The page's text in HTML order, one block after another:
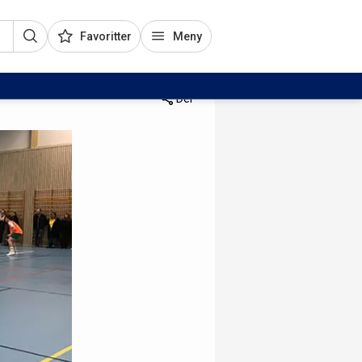
Favoritter Meny
Del